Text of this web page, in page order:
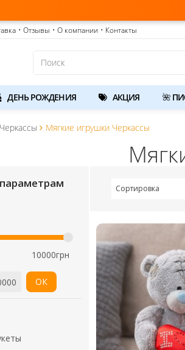
• Отзывы • О компании • Контакты
ДЕНЬ РОЖДЕНИЯ АКЦИЯ 🌺
Мягкие игрушки Черкассы
10000грн
ОК
Сортировка